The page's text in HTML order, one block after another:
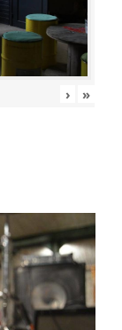
› »